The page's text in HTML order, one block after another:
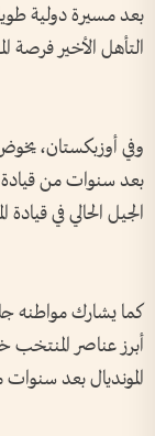
بعد مسيرة دولية
التأهل الأخير فرصة
بعد سنوات من
الجيل الحالي في
أبرز عناصر المنتخب
المونديال بعد